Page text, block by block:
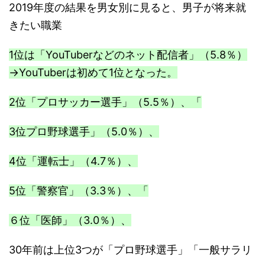
2019年度の結果を男女別に見ると、男子が将来就
きたい職業
1位は「YouTuberなどのネット配信者」（5.8％）
→YouTuberは初めて1位となった。
2位「プロサッカー選手」（5.5％）、「
3位プロ野球選手」（5.0％）、
4位「運転士」（4.7％）、
5位「警察官」（3.3％）、「
６位「医師」（3.0％）、
30年前は上位3つが「プロ野球選手」「一般サラリ